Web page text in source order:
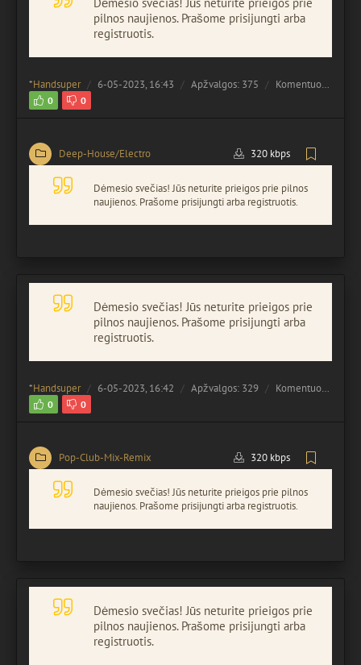
pilnos naujienos. Prašome prisijungti arba
registruotis.
*Handsuper 6-05-2023, 16:43 Apžvalgos: 375 Komentuota:
0 0
Deep-House/Electro 320 kbps
Dėmesio svečias! Jūs neturite prieigos prie pilnos
naujienos. Prašome prisijungti arba registruotis.
Dėmesio svečias! Jūs neturite prieigos prie
pilnos naujienos. Prašome prisijungti arba
registruotis.
*Handsuper 6-05-2023, 16:42 Apžvalgos: 329 Komentuota:
0 0
Pop-Club-Mix-Remix 320 kbps
Dėmesio svečias! Jūs neturite prieigos prie pilnos
naujienos. Prašome prisijungti arba registruotis.
Dėmesio svečias! Jūs neturite prieigos prie
pilnos naujienos. Prašome prisijungti arba
registruotis.